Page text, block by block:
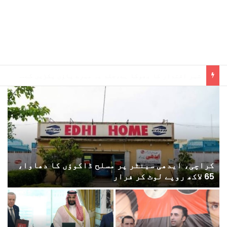
کراچی، ایدھی سینٹر پر مسلح ڈاکوؤں کا دھاوا،
65 لاکھ روپے لوٹ کر فرار